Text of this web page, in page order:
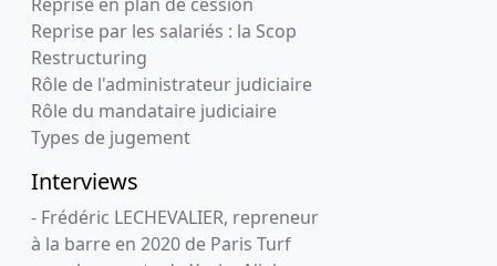
Reprise par les salariés : la Scop
Restructuring
Rôle de l'administrateur judiciaire
Rôle du mandataire judiciaire
Types de jugement
Interviews
- Frédéric LECHEVALIER, repreneur
à la barre en 2020 de Paris Turf